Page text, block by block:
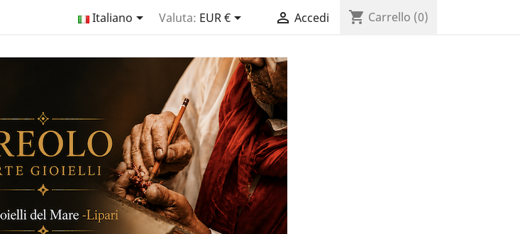
Italiano Valuta: EUR €  Accedi shopping_cart Carrello (0)